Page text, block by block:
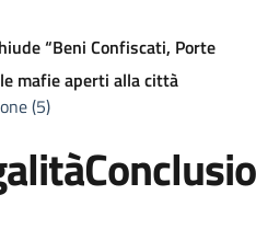
“Beni Confiscati, Porte
mafie aperti alla città
(5)